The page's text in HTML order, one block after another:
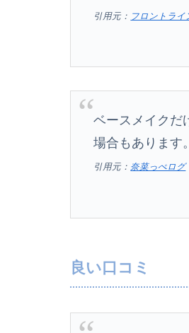
引用元： フロントライ
ベースメイクだ
場合もあります。
引用元： 奈菜っぺログ
良い口コミ